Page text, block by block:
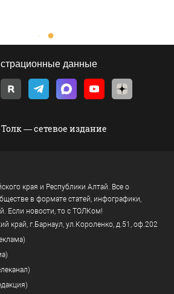
данные
Толк — сетевое издание
края и Республики Алтай. Все о
в формате статей, инфографики,
Если новости, то с ТОЛКом!
край, г. Барнаул ул.Короленко, д.51, оф.202